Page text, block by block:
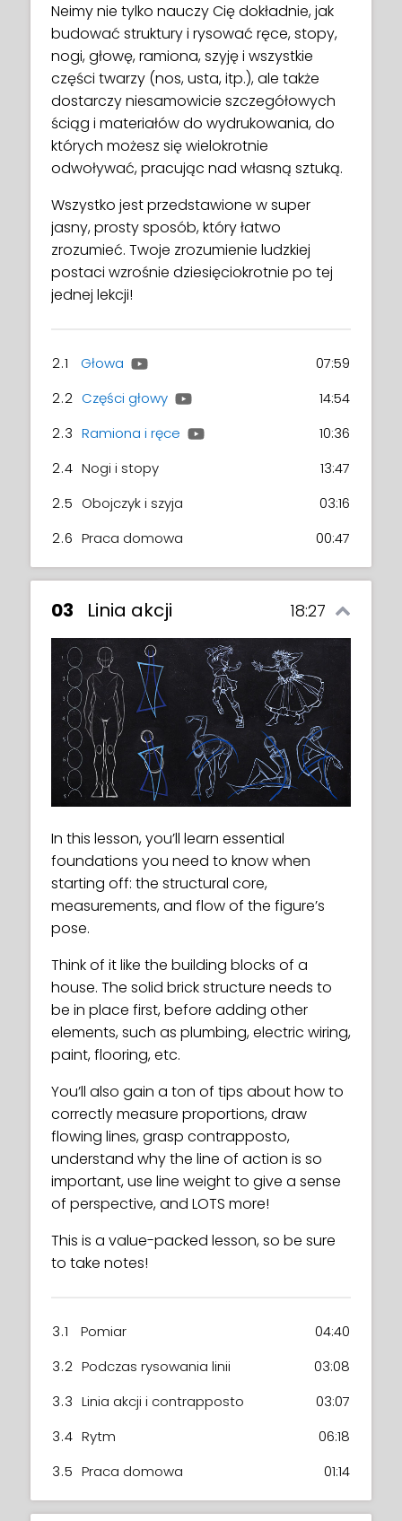
Neimy nie tylko nauczy Cię dokładnie, jak
budować struktury i rysować ręce, stopy,
nogi, głowę, ramiona, szyję i wszystkie
części twarzy (nos, usta, itp.), ale także
dostarczy niesamowicie szczegółowych
ściąg i materiałów do wydrukowania, do
których możesz się wielokrotnie
odwoływać, pracując nad własną sztuką.
Wszystko jest przedstawione w super
jasny, prosty sposób, który łatwo
zrozumieć. Twoje zrozumienie ludzkiej
postaci wzrośnie dziesięciokrotnie po tej
jednej lekcji!
2.1 Głowa
07:59
2.2 Części głowy
14:54
2.3 Ramiona i ręce
10:36
2.4 Nogi i stopy
13:47
2.5 Obojczyk i szyja
03:16
2.6 Praca domowa 00:47
03 Linia akcji 18:27
In this lesson, you’ll learn essential
foundations you need to know when
starting off: the structural core,
measurements, and flow of the figure’s
pose.
Think of it like the building blocks of a
house. The solid brick structure needs to
be in place first, before adding other
elements, such as plumbing, electric wiring,
paint, flooring, etc.
You’ll also gain a ton of tips about how to
correctly measure proportions, draw
flowing lines, grasp contrapposto,
understand why the line of action is so
important, use line weight to give a sense
of perspective, and LOTS more!
This is a value-packed lesson, so be sure
to take notes!
3.1 Pomiar
04:40
3.2 Podczas rysowania linii
03:08
3.3 Linia akcji i contrapposto
03:07
3.4 Rytm
06:18
3.5 Praca domowa 01:14